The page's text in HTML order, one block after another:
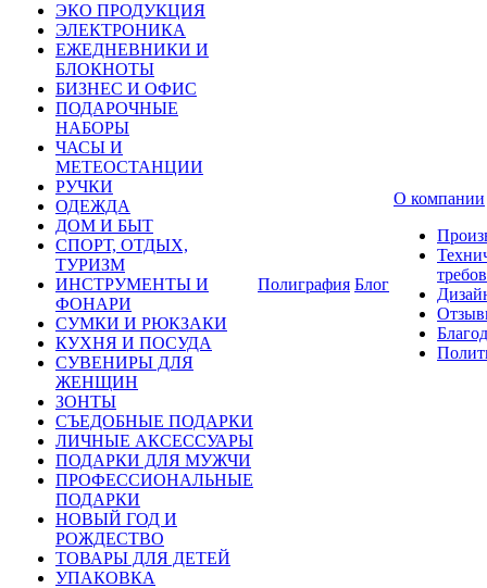
ЭКО ПРОДУКЦИЯ
ЭЛЕКТРОНИКА
ЕЖЕДНЕВНИКИ И
БЛОКНОТЫ
БИЗНЕС И ОФИС
ПОДАРОЧНЫЕ
НАБОРЫ
ЧАСЫ И
МЕТЕОСТАНЦИИ
РУЧКИ
ОДЕЖДА
ДОМ И БЫТ
СПОРТ, ОТДЫХ,
ТУРИЗМ
ИНСТРУМЕНТЫ И
ФОНАРИ
СУМКИ И РЮКЗАКИ
КУХНЯ И ПОСУДА
СУВЕНИРЫ ДЛЯ
ЖЕНЩИН
ЗОНТЫ
СЪЕДОБНЫЕ ПОДАРКИ
ЛИЧНЫЕ АКСЕССУАРЫ
ПОДАРКИ ДЛЯ МУЖЧИ
ПРОФЕССИОНАЛЬНЫЕ
ПОДАРКИ
НОВЫЙ ГОД И
РОЖДЕСТВО
ТОВАРЫ ДЛЯ ДЕТЕЙ
УПАКОВКА
Полиграфия Блог
О компании